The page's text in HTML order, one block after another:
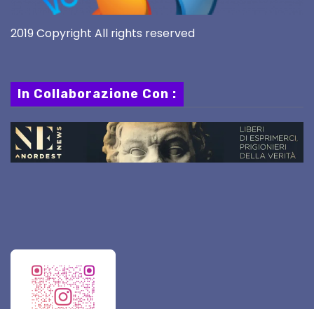
2019 Copyright All rights reserved
In Collaborazione Con :